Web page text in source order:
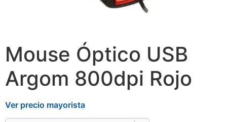
Mouse Óptico USB
Argom 800dpi Rojo
Ver precio mayorista